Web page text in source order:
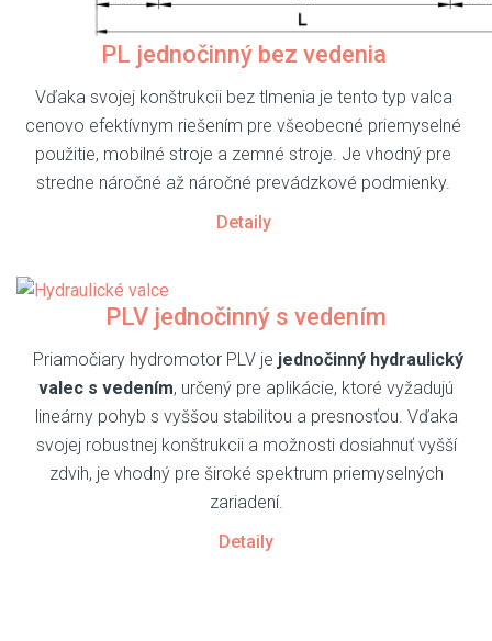
PL jednočinný bez vedenia
Vďaka svojej konštrukcii bez tlmenia je tento typ valca
cenovo efektívnym riešením pre všeobecné priemyselné
použitie, mobilné stroje a zemné stroje. Je vhodný pre
stredne náročné až náročné prevádzkové podmienky.
Detaily
PLV jednočinný s vedením
Priamočiary hydromotor PLV je jednočinný hydraulický
valec s vedením, určený pre aplikácie, ktoré vyžadujú
lineárny pohyb s vyššou stabilitou a presnosťou. Vďaka
svojej robustnej konštrukcii a možnosti dosiahnuť vyšší
zdvih, je vhodný pre široké spektrum priemyselných
zariadení.
Detaily